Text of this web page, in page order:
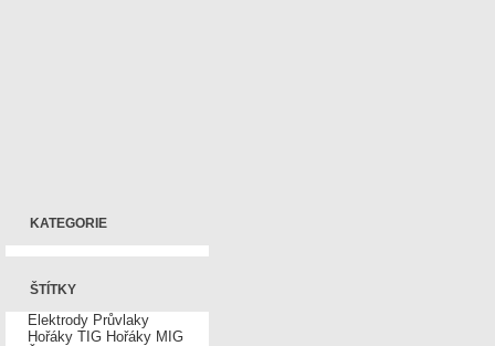
KATEGORIE
ŠTÍTKY
Elektrody Průvlaky
Hořáky TIG Hořáky MIG